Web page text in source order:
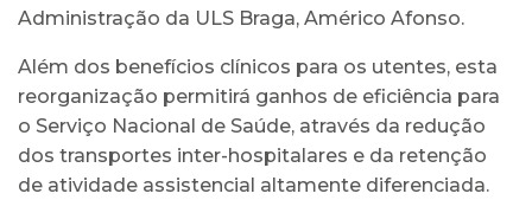
Administração da ULS Braga, Américo Afonso.
Além dos benefícios clínicos para os utentes, esta
reorganização permitirá ganhos de eficiência para
o Serviço Nacional de Saúde, através da redução
dos transportes inter-hospitalares e da retenção
de atividade assistencial altamente diferenciada.